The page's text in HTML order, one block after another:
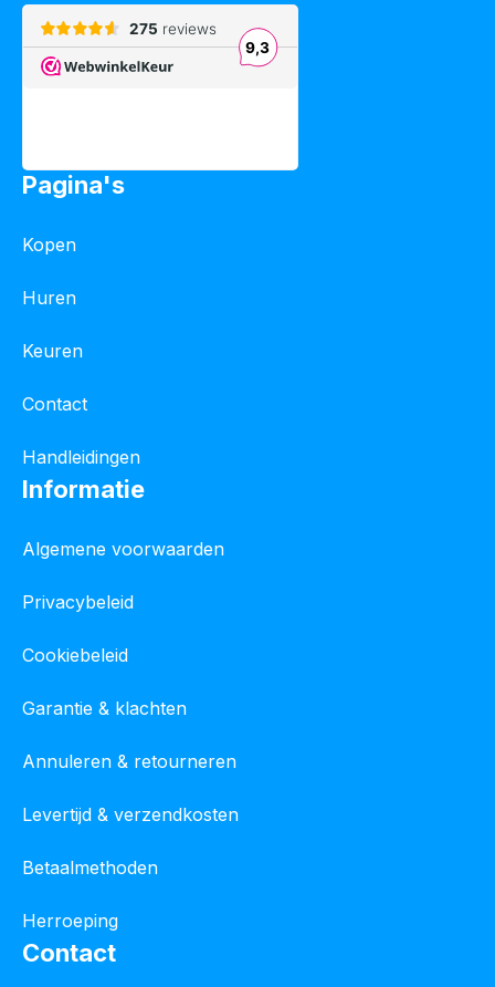
Pagina's
Kopen
Huren
Keuren
Contact
Handleidingen
Informatie
Algemene voorwaarden
Privacybeleid
Cookiebeleid
Garantie & klachten
Annuleren & retourneren
Levertijd & verzendkosten
Betaalmethoden
Herroeping
Contact